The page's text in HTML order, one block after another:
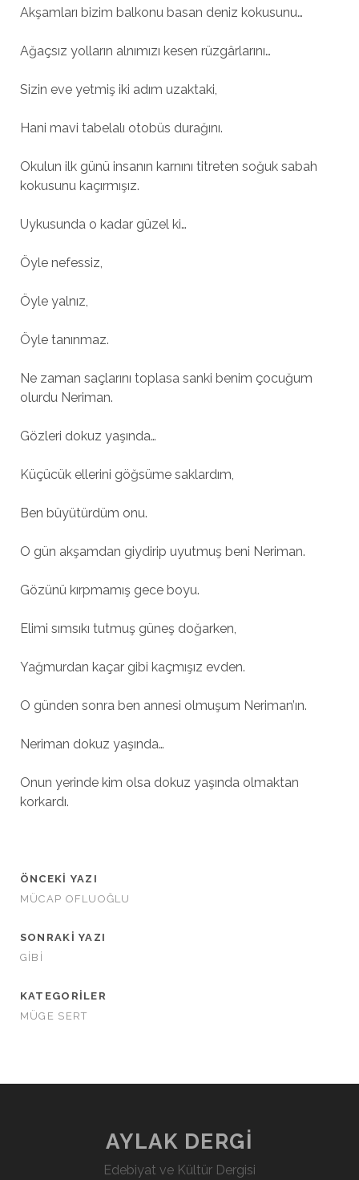
Akşamları bizim balkonu basan deniz kokusunu…
Ağaçsız yolların alnımızı kesen rüzgârlarını…
Sizin eve yetmiş iki adım uzaktaki,
Hani mavi tabelalı otobüs durağını.
Okulun ilk günü insanın karnını titreten soğuk sabah
kokusunu kaçırmışız.
Uykusunda o kadar güzel ki…
Öyle nefessiz,
Öyle yalnız,
Öyle tanınmaz.
Ne zaman saçlarını toplasa sanki benim çocuğum
olurdu Neriman.
Gözleri dokuz yaşında…
Küçücük ellerini göğsüme saklardım,
Ben büyütürdüm onu.
O gün akşamdan giydirip uyutmuş beni Neriman.
Gözünü kırpmamış gece boyu.
Elimi sımsıkı tutmuş güneş doğarken,
Yağmurdan kaçar gibi kaçmışız evden.
O günden sonra ben annesi olmuşum Neriman’ın.
Neriman dokuz yaşında…
Onun yerinde kim olsa dokuz yaşında olmaktan
korkardı.
ÖNCEKI YAZI
MÜCAP OFLUOĞLU
SONRAKI YAZI
GİBİ
KATEGORILER
MÜGE SERT
AYLAK DERGİ
Edebiyat ve Kültür Dergisi